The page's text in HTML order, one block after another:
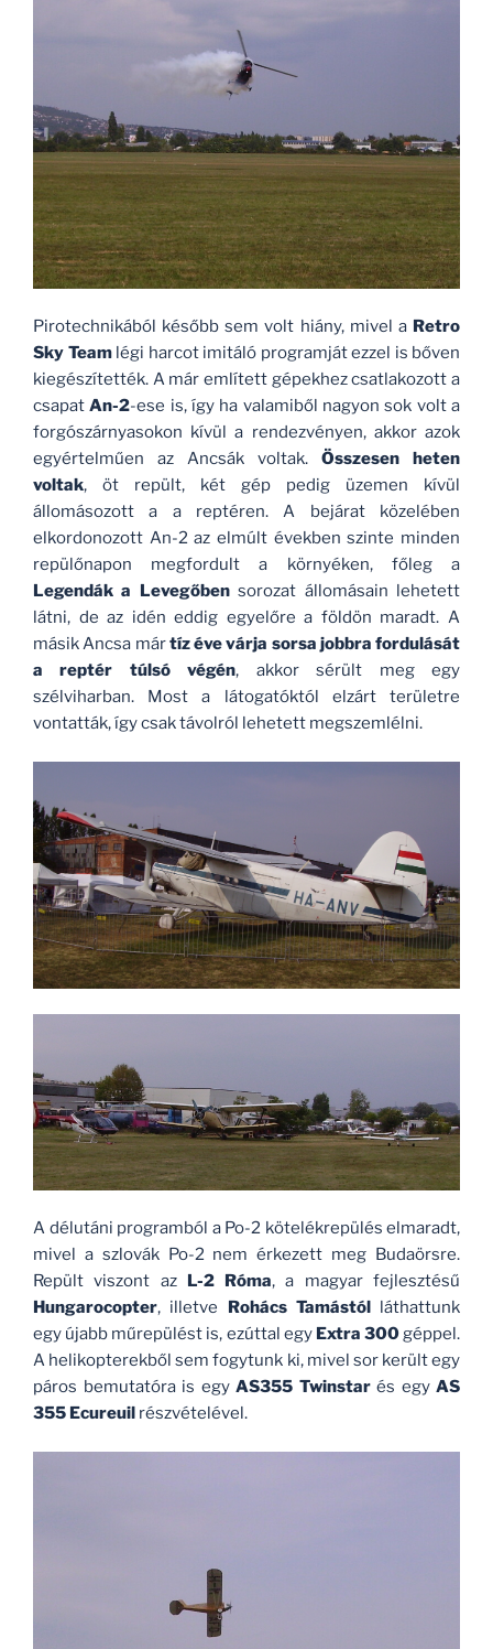
Pirotechnikából később sem volt hiány, mivel a Retro
Sky Teamlégi harcot imitáló programját ezzel is bőven
kiegészítették. A már említett gépekhez csatlakozott a
csapatAn-2-ese is, így ha valamiből nagyon sok volt a
forgószárnyasokon kívül a rendezvényen, akkor azok
egyértelműen az Ancsák voltak. Összesen heten
voltak, öt repült, két gép pedig üzemen kívül
állomásozott a a reptéren. A bejárat közelében
elkordonozott An-2 az elmúlt években szinte minden
repülőnapon megfordult a környéken, főleg a
Legendák a Levegőbensorozat állomásain lehetett
látni, de az idén eddig egyelőre a földön maradt. A
másik Ancsa mártíz éve várja sorsa jobbra fordulását
a reptér túlsó végén, akkor sérült meg egy
szélviharban. Most a látogatóktól elzárt területre
vontatták, így csak távolról lehetett megszemlélni.
A délutáni programból a Po-2 kötelékrepülés elmaradt,
mivel a szlovák Po-2 nem érkezett meg Budaörsre.
Repült viszont az
L-2 Róma, a magyar fejlesztésű
Hungarocopter, illetve Rohács Tamástól
láthattunk
egy újabb műrepülést is, ezúttal egy Extra 300géppel.
A helikopterekből sem fogytunk ki, mivel sor került egy
páros bemutatóra is egy AS355 Twinstarés egy AS
355 Ecureuil részvételével.